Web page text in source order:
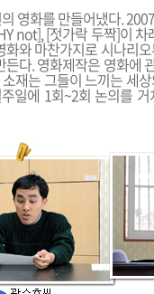
영화를 만들어냈다.
not], [젓가락 두짝]이
와 마찬가지로 시나리
다. 영화제작은 영화에
재는 그들이 느끼는 세
일에 1회~2회 논의를